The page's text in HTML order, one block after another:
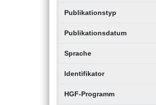
Publikationstyp
Publikationsdatum
Sprache
Identifikator
HGF-Programm